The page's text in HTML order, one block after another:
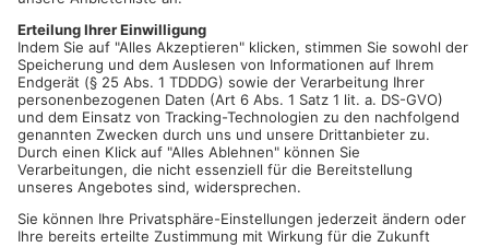
OFFENBACH.Unbekannte haben auf dem Parkplatz Hainbach-
Süd an der Autobahn 3 zwei tote Hunde in einer Mülltonne
entsorgt. Erste Hinweise deuten darauf hin, dass die beiden
gechipten Cocker Spaniel-Welpen zuvor offenbar massiv
misshandelt wurden. Den grausigen Fund machte ein
Autofahrer am Montag gegen 18.50 Uhr. Er verständigte
daraufhin die Polizei, die beide Kadaver sicherstellte und das
zuständige Veterinäramt verständigte. Die Kripo in Offenbach
ermittelt nun wegen Verstoßes gegen das Tierschutzgesetz
und sucht Zeugen dieser Straftat. Wer gesehen hat, wann und
durch wen die Tiere